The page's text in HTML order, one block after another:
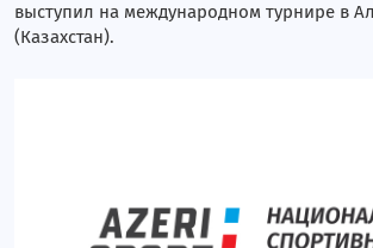
выступил на международном турнире в
(Казахстан).